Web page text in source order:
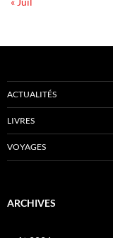
ACTUALITÉS
LIVRES
VOYAGES
ARCHIVES